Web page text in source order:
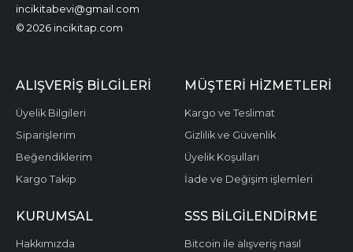
incikitabevi@gmail.com
© 2026 incikitap.com
ALIŞVERİŞ BİLGİLERİ
Üyelik Bilgileri
Siparişlerim
Beğendiklerim
Kargo Takip
MÜŞTERİ HİZMETLERİ
Kargo ve Teslimat
Gizlilik ve Güvenlik
Üyelik Koşulları
İade ve Değişim işlemleri
KURUMSAL
Hakkımızda
SSS BİLGİLENDİRME
Bitcoin ile alışveriş nasıl